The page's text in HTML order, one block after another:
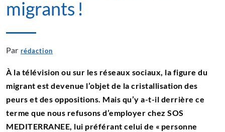
migrants !
Par rédaction
À la télévision ou sur les réseaux sociaux, la figure du
migrant est devenue l’objet de la cristallisation des
peurs et des oppositions. Mais qu’y a-t-il derrière ce
terme que nous refusons d’employer chez SOS
MEDITERRANEE, lui préférant celui de « personne